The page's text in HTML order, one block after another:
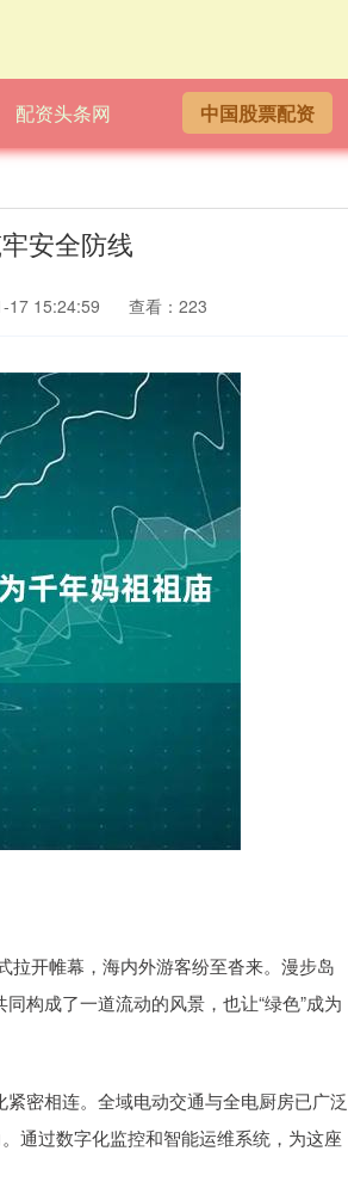
配资头条网 中国股票配资
安全防线
17 15:24:59 查看：223
拉开帷幕，海内外游客纷至沓来。漫步岛
构成了一道流动的风景，也让“绿色”成为
密相连。全域电动交通与全电厨房已广泛
通过数字化监控和智能运维系统，为这座